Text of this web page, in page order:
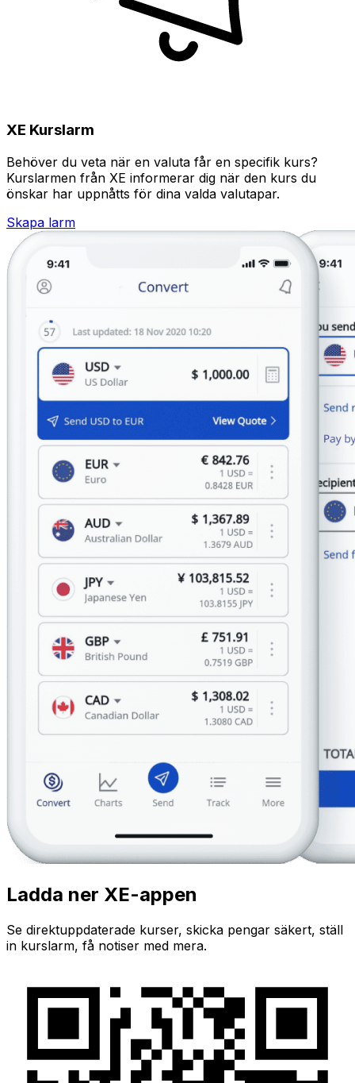
XE Kurslarm
Behöver du veta när en valuta får en specifik kurs?
Kurslarmen från XE informerar dig när den kurs du
önskar har uppnåtts för dina valda valutapar.
Skapa larm
Ladda ner XE-appen
Se direktuppdaterade kurser, skicka pengar säkert, ställ
in kurslarm, få notiser med mera.